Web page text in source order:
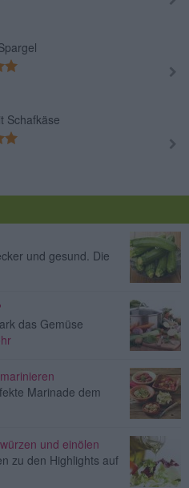
Schafkäse
und gesund. Die
das Gemüse
Marinade dem
und einölen
zu den Highlights auf